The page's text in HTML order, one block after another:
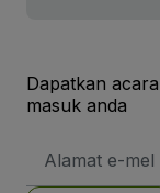
Dapatkan
masuk anda
E-